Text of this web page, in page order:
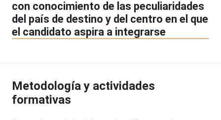
con conocimiento de las peculiaridades
del país de destino y del centro en el que
el candidato aspira a integrarse
Metodología y actividades
formativas